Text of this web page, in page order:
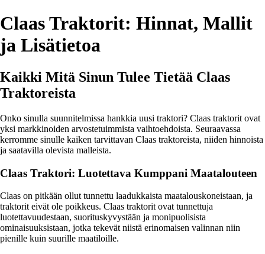
Claas Traktorit: Hinnat, Mallit
ja Lisätietoa
Kaikki Mitä Sinun Tulee Tietää Claas
Traktoreista
Onko sinulla suunnitelmissa hankkia uusi traktori? Claas traktorit ovat
yksi markkinoiden arvostetuimmista vaihtoehdoista. Seuraavassa
kerromme sinulle kaiken tarvittavan Claas traktoreista, niiden hinnoista
ja saatavilla olevista malleista.
Claas Traktori: Luotettava Kumppani Maatalouteen
Claas on pitkään ollut tunnettu laadukkaista maatalouskoneistaan, ja
traktorit eivät ole poikkeus. Claas traktorit ovat tunnettuja
luotettavuudestaan, suorituskyvystään ja monipuolisista
ominaisuuksistaan, jotka tekevät niistä erinomaisen valinnan niin
pienille kuin suurille maatiloille.